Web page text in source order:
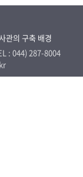
관의 구축 배경
: 044) 287-8004